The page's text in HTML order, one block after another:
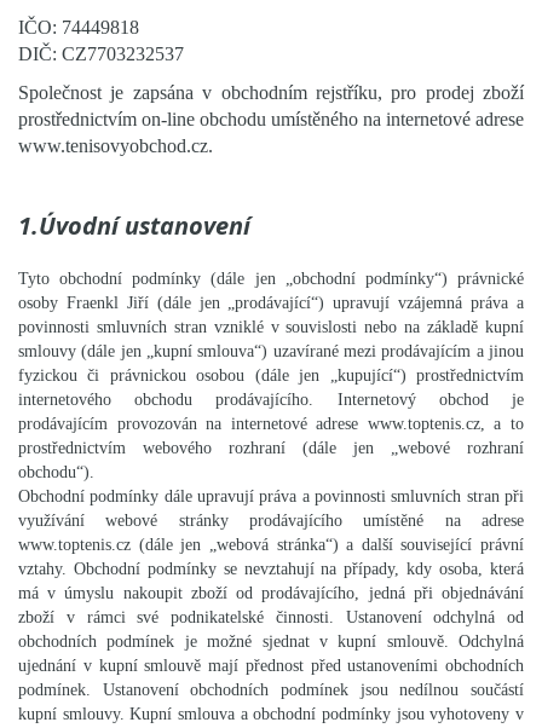
IČO: 74449818
DIČ: CZ7703232537
Společnost je zapsána v obchodním rejstříku, pro prodej zboží
prostřednictvím on-line obchodu umístěného na internetové adrese
www.tenisovyobchod.cz.
1.Úvodní ustanovení
Tyto obchodní podmínky (dále jen „obchodní podmínky“) právnické
osoby Fraenkl Jiří (dále jen „prodávající“) upravují vzájemná práva a
povinnosti smluvních stran vzniklé v souvislosti nebo na základě kupní
smlouvy (dále jen „kupní smlouva“) uzavírané mezi prodávajícím a jinou
fyzickou či právnickou osobou (dále jen „kupující“) prostřednictvím
internetového obchodu prodávajícího. Internetový obchod je
prodávajícím provozován na internetové adrese www.toptenis.cz, a to
prostřednictvím webového rozhraní (dále jen „webové rozhraní
obchodu“).
Obchodní podmínky dále upravují práva a povinnosti smluvních stran při
využívání webové stránky prodávajícího umístěné na adrese
www.toptenis.cz (dále jen „webová stránka“) a další související právní
vztahy. Obchodní podmínky se nevztahují na případy, kdy osoba, která
má v úmyslu nakoupit zboží od prodávajícího, jedná při objednávání
zboží v rámci své podnikatelské činnosti. Ustanovení odchylná od
obchodních podmínek je možné sjednat v kupní smlouvě. Odchylná
ujednání v kupní smlouvě mají přednost před ustanoveními obchodních
podmínek. Ustanovení obchodních podmínek jsou nedílnou součástí
kupní smlouvy. Kupní smlouva a obchodní podmínky jsou vyhotoveny v